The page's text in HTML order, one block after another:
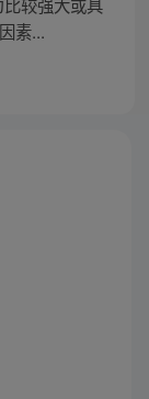
素...